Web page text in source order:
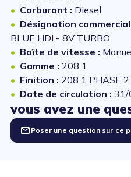
Carburant : Diesel
Désignation
BLUE HDI - 8V TURBO
Boîte de vitesse :
Gamme : 208 1
Finition : 208 1 PHASE
Date de circulation : 31/
vous avez une
Poser une question sur ce